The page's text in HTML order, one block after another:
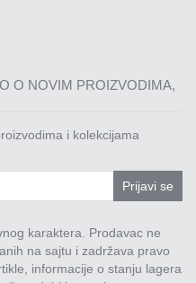
O NOVIM PROIZVODIMA,
i kolekcijama
Prijavi se
karaktera. Prodavac ne
na sajtu i zadržava pravo
informacije o stanju lagera